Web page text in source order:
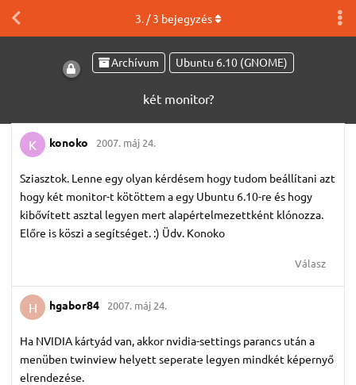
Archívum Ubuntu 6.10 (GNOME)
két monitor?
3. /3 bejegyzés
K konoko 2007. máj 24.
Sziasztok. Lenne egy olyan kérdésem hogy tudom beállítani azt
hogy két monitor-t kötöttem a egy Ubuntu 6.10-re és hogy
kibővített asztal legyen mert alapértelmezettként klónozza.
Előre is köszi a segítséget. :) Üdv. Konoko
Válasz
H hgabor84 2007. máj 24.
Ha NVIDIA kártyád van, akkor nvidia-settings parancs után a
menüben twinview helyett seperate legyen mindkét képernyő
elrendezése.